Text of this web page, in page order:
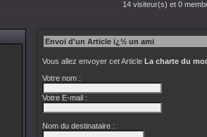
14 visiteur(s) et 0
Envoi d'un Article ï¿½ un ami
Vous allez envoyer cet Article La charte du
Votre nom :
Votre E-mail :
Nom du destinataire :